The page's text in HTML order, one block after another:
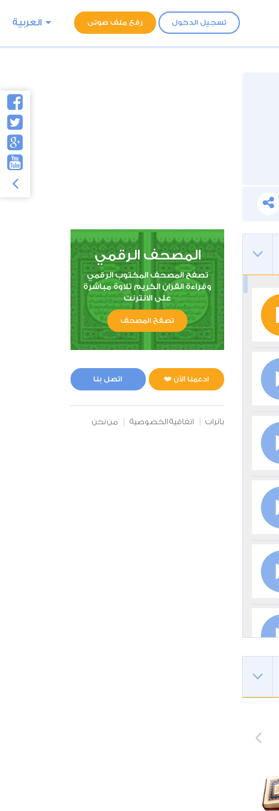
تسجيل الدخول رفع ملف صوتى العربية
المصحف الرقمي
تصفح المصحف المكتوب الرقمي
وقراءة القران الكريم تلاوة مباشرة
على الانترنت
تصفح المصحف
ادعمنا الآن ❤️ اتصل بنا
بانرات اتفاقية الخصوصية من نحن